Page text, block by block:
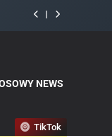
NEWS
TikTok